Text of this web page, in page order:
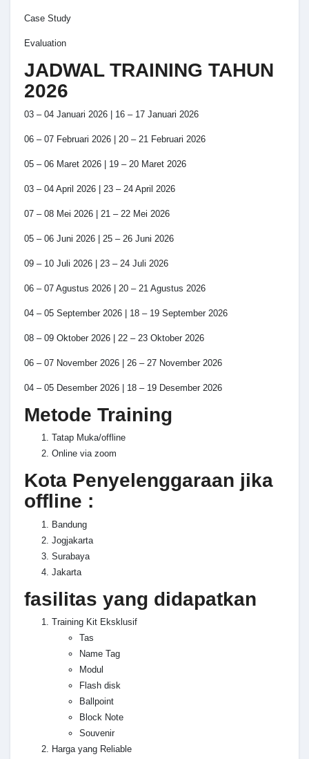
Case Study
Evaluation
JADWAL TRAINING TAHUN
2026
03 – 04 Januari 2026 | 16 – 17 Januari 2026
06 – 07 Februari 2026 | 20 – 21 Februari 2026
05 – 06 Maret 2026 | 19 – 20 Maret 2026
03 – 04 April 2026 | 23 – 24 April 2026
07 – 08 Mei 2026 | 21 – 22 Mei 2026
05 – 06 Juni 2026 | 25 – 26 Juni 2026
09 – 10 Juli 2026 | 23 – 24 Juli 2026
06 – 07 Agustus 2026 | 20 – 21 Agustus 2026
04 – 05 September 2026 | 18 – 19 September 2026
08 – 09 Oktober 2026 | 22 – 23 Oktober 2026
06 – 07 November 2026 | 26 – 27 November 2026
04 – 05 Desember 2026 | 18 – 19 Desember 2026
Metode Training
Tatap Muka/offline
Online via zoom
Kota Penyelenggaraan jika
offline :
Bandung
Jogjakarta
Surabaya
Jakarta
fasilitas yang didapatkan
Training Kit Eksklusif
Tas
Name Tag
Modul
Flash disk
Ballpoint
Block Note
Souvenir
Harga yang Reliable